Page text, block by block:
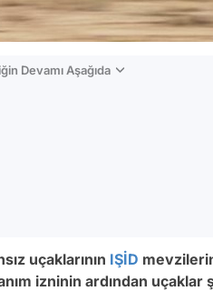
Devamı Aşağıda
uçaklarının IŞİD
izninin ardından